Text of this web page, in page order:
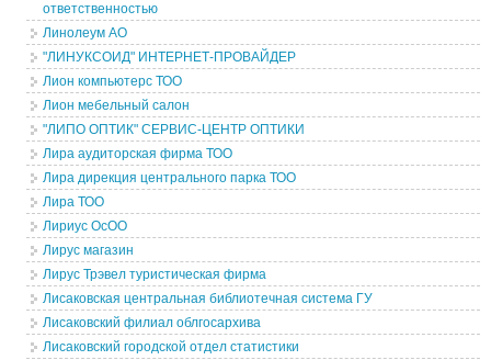
ответственностью
Линолеум АО
"ЛИНУКСОИД" ИНТЕРНЕТ-ПРОВАЙДЕР
Лион компьютерс ТОО
Лион мебельный салон
"ЛИПО ОПТИК" СЕРВИС-ЦЕНТР ОПТИКИ
Лира аудиторская фирма ТОО
Лира дирекция центрального парка ТОО
Лира ТОО
Лириус ОсОО
Лирус магазин
Лирус Трэвел туристическая фирма
Лисаковская центральная библиотечная система ГУ
Лисаковский филиал облгосархива
Лисаковский городской отдел статистики